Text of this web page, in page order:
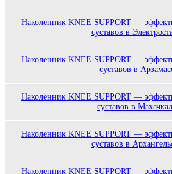
Наколенник KNEE SUPPORT —
суставов в
Наколенник KNEE SUPPORT —
суставов в
Наколенник KNEE SUPPORT —
суставов в
Наколенник KNEE SUPPORT —
суставов в
Наколенник KNEE SUPPORT —